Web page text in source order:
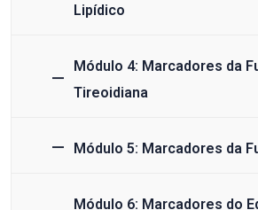
Lipídico
Módulo 4: Marcadores da
Tireoidiana
Módulo 5: Marcadores da
Módulo 6: Marcadores do